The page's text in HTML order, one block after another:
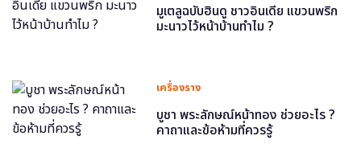
มูเตลูฉบับฮินดู ชาวอินเดีย แขวนพริก
มะนาวไว้หน้าบ้านทำไม ?
เครื่องราง
บูชา พระลักษณ์หน้าทอง ช่วยอะไร ?
คาถาและข้อห้ามที่ควรรู้